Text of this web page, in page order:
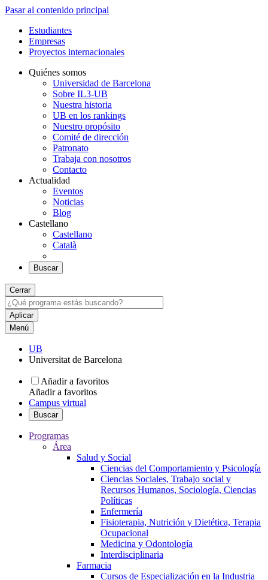
Pasar al contenido principal
Estudiantes
Empresas
Proyectos internacionales
Quiénes somos
Universidad de Barcelona
Sobre IL3-UB
Nuestra historia
UB en los rankings
Nuestro propósito
Comité de dirección
Patronato
Trabaja con nosotros
Contacto
Actualidad
Eventos
Noticias
Blog
Castellano
Castellano
Català
Buscar
Cerrar
Menú
UB
Universitat de Barcelona
Añadir a favoritos
Añadir a favoritos
Campus virtual
Buscar
Programas
Área
Salud y Social
Ciencias del Comportamiento y Psicología
Ciencias Sociales, Trabajo social y
Recursos Humanos, Sociología, Ciencias
Políticas
Enfermería
Fisioterapia, Nutrición y Dietética, Terapia
Ocupacional
Medicina y Odontología
Interdisciplinaria
Farmacia
Cursos de Especialización en la Industria